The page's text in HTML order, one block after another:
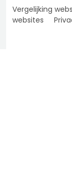
Vergelijking
websites